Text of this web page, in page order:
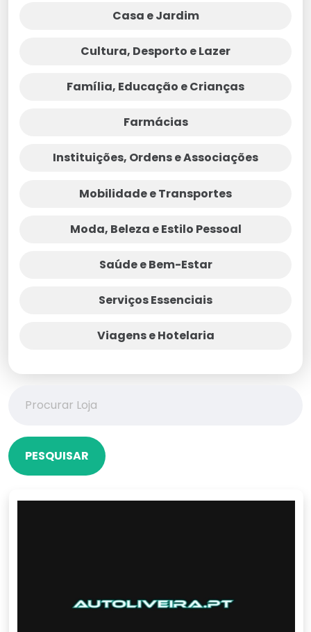
Casa e Jardim
Cultura, Desporto e Lazer
Família, Educação e Crianças
Farmácias
Instituições, Ordens e Associações
Mobilidade e Transportes
Moda, Beleza e Estilo Pessoal
Saúde e Bem-Estar
Serviços Essenciais
Viagens e Hotelaria
PESQUISAR